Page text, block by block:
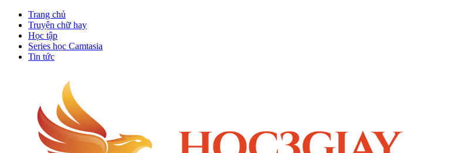
Trang chủ
Truyện chữ hay
Học tập
Series học Camtasia
Tin tức